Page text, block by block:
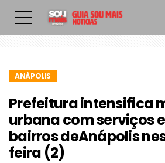
ANÁPOLIS
Prefeitura intensifica
urbana com serviços
bairros deAnápolis
feira (2)